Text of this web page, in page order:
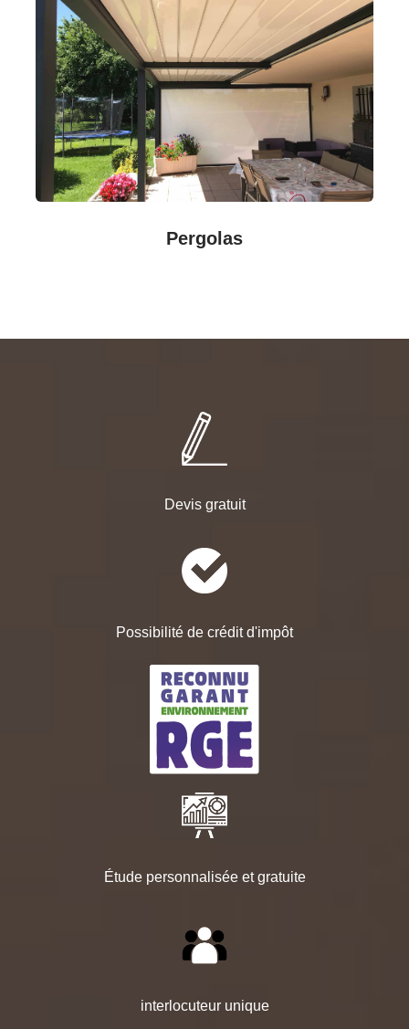
Pergolas
Devis gratuit
Possibilité de crédit d'impôt
Étude personnalisée et gratuite
interlocuteur unique